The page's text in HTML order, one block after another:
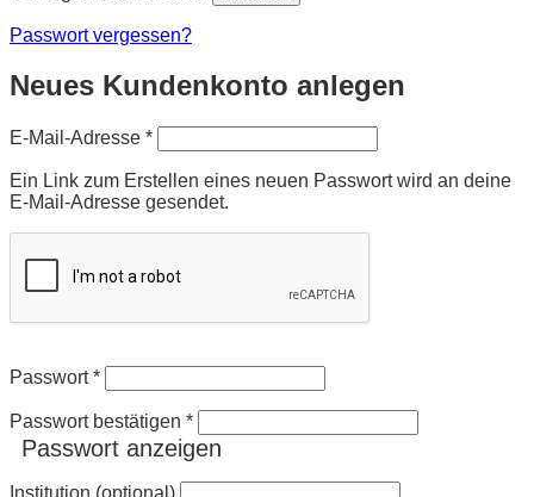
Passwort vergessen?
Neues Kundenkonto anlegen
E-Mail-Adresse *Erforderlich
Ein Link zum Erstellen eines neuen Passwort wird an deine
E-Mail-Adresse gesendet.
Passwort*
Passwort bestätigen *
Passwort anzeigen